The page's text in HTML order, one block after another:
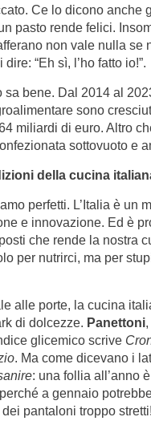
Ce lo dicono anche
pasto rende felici.
non vale nulla se
“Eh sì, l’ho fatto io!”.
sa bene. Dal 2014 al
sono
miliardi di euro. Altro
sottovuoto e
della cucina
perfetti. L’Italia è un
e innovazione. Ed è
che rende la nostra
per nutrirci, ma per
alle porte, la cucina
di dolcezze. Panettoni,
glicemico scrive
. Ma come dicevano i
: una follia all’anno
a gennaio
pantaloni troppo stretti!